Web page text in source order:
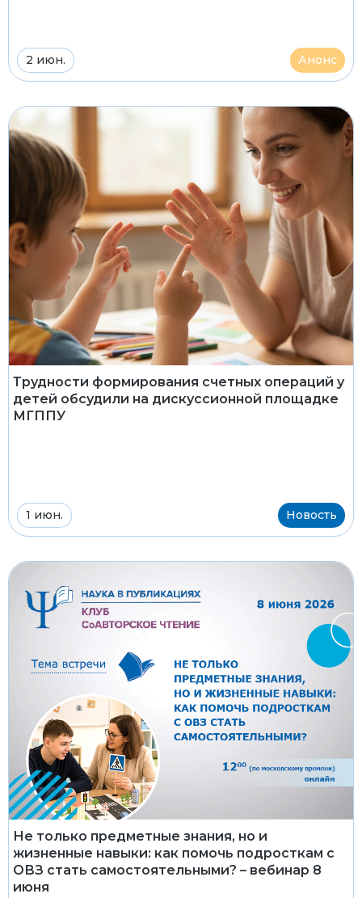
2 июн. Анонс
Трудности формирования счетных операций у
детей обсудили на дискуссионной площадке
МГППУ
1 июн. Новость
Не только предметные знания, но и
жизненные навыки: как помочь подросткам с
ОВЗ стать самостоятельными? – вебинар 8
июня